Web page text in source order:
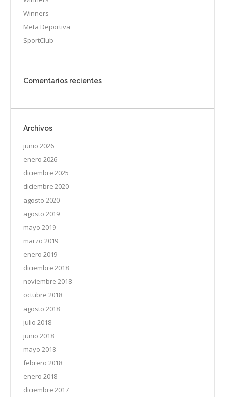
Winners
Meta Deportiva
SportClub
Comentarios recientes
Archivos
junio 2026
enero 2026
diciembre 2025
diciembre 2020
agosto 2020
agosto 2019
mayo 2019
marzo 2019
enero 2019
diciembre 2018
noviembre 2018
octubre 2018
agosto 2018
julio 2018
junio 2018
mayo 2018
febrero 2018
enero 2018
diciembre 2017